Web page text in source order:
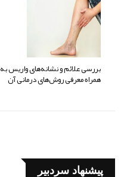
بررسی علائم و نشانه‌های واریس به
همراه معرفی روش‌های درمانی آن
پیشنهاد سردبیر